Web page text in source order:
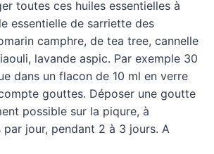
toutes ces huiles essentielles à
essentielle de sarriette des
camphre, de tea tree, cannelle
lavande aspic. Par exemple 30
dans un flacon de 10 ml en verre
gouttes. Déposer une goutte
possible sur la piqure, à
jour, pendant 2 à 3 jours. A